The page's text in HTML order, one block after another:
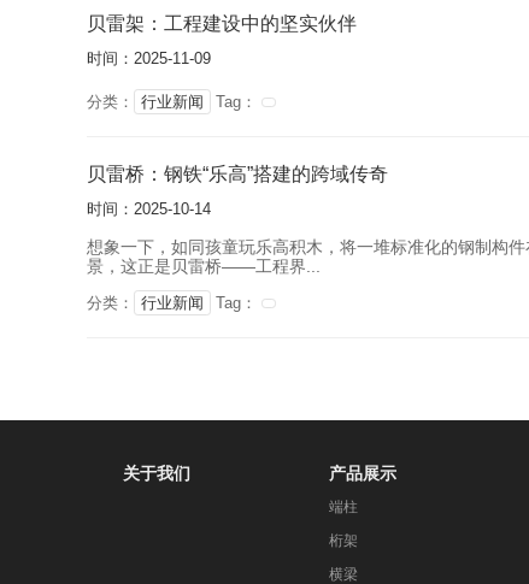
贝雷架：工程建设中的坚实伙伴
时间：2025-11-09
分类： 行业新闻 Tag：
贝雷桥：钢铁“乐高”搭建的跨域传奇
时间：2025-10-14
想象一下，如同孩童玩乐高积木，将一堆标准化的钢制构
景，这正是贝雷桥——工程界...
分类： 行业新闻 Tag：
关于我们 产品展示
端柱
桁架
横梁